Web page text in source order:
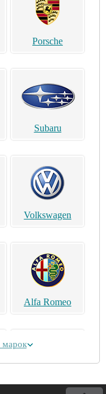
Porsche
Subaru
Volkswagen
Alfa Romeo
марок